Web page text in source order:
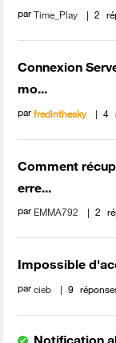
parTime_Play 2
Connexion
mo...
parfredinthesky 4
Comment
erre...
par EMMA792 2
Impossible
parcieb 9
Notification